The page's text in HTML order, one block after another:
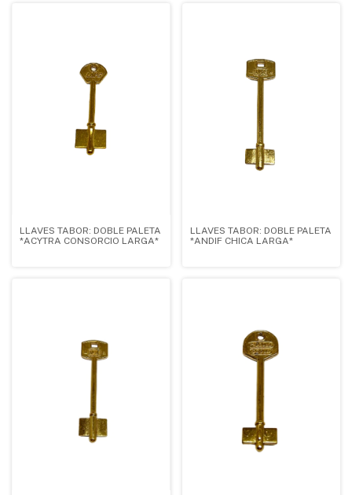
LLAVES TABOR: DOBLE PALETA
*ACYTRA CONSORCIO LARGA*
LLAVES TABOR: DOBLE PALETA
*ANDIF CHICA LARGA*